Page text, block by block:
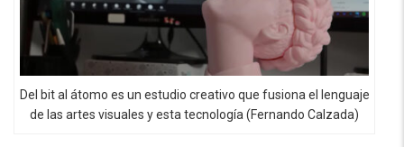
Del bit al átomo es un estudio creativo que fusiona el lenguaje
de las artes visuales y esta tecnología (Fernando Calzada)